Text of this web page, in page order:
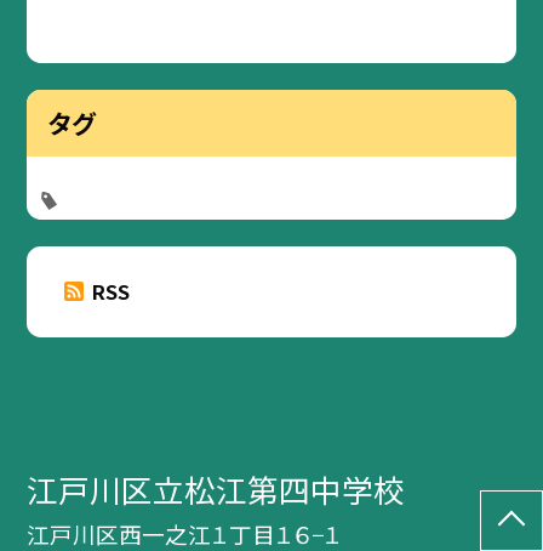
タグ
RSS
江戸川区立松江第四中学校
江戸川区西一之江１丁目１６−１